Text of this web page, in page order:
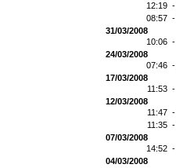
12:19 -
08:57 -
31/03/2008
10:06 -
24/03/2008
07:46 -
17/03/2008
11:53 -
12/03/2008
11:47 -
11:35 -
07/03/2008
14:52 -
04/03/2008